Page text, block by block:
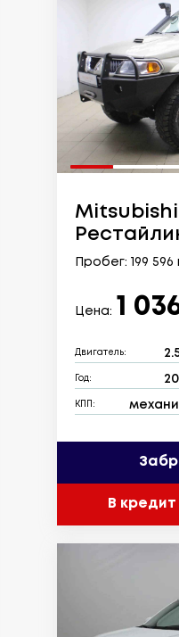
Mitsubishi
Пробег: 199 596
Цена: 1
Двигатель:
Год:
КПП:
В